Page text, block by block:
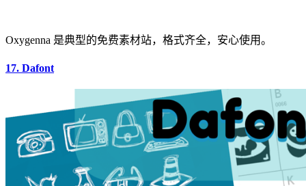
Oxygenna 是典型的免费素材站，格式齐全，安心使用。
17. Dafont